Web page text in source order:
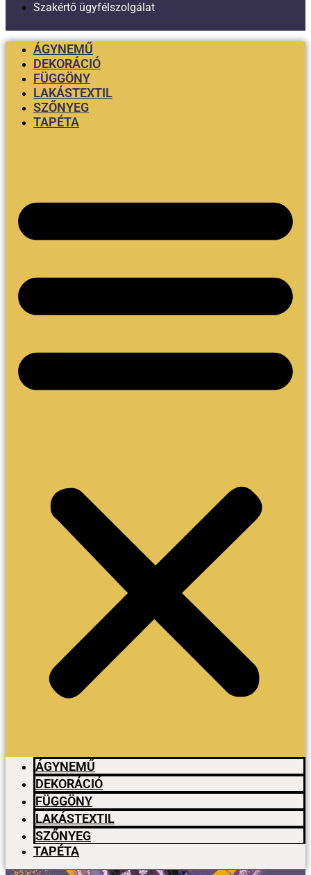
Szakértő ügyfélszolgálat
ÁGYNEMŰ
DEKORÁCIÓ
FÜGGÖNY
LAKÁSTEXTIL
SZŐNYEG
TAPÉTA
ÁGYNEMŰ
DEKORÁCIÓ
FÜGGÖNY
LAKÁSTEXTIL
SZŐNYEG
TAPÉTA